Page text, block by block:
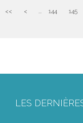
<< < ... 144 145
LES